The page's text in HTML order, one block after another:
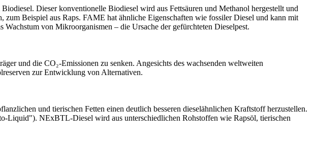
Dieser konventionelle Biodiesel wird aus Fettsäuren und Methanol hergestellt und
Beispiel aus Raps. FAME hat ähnliche Eigenschaften wie fossiler Diesel und kann mit
von Mikroorganismen – die Ursache der gefürchteten Dieselpest.
und die CO₂-Emissionen zu senken. Angesichts des wachsenden weltweiten
zur Entwicklung von Alternativen.
und tierischen Fetten einen deutlich besseren dieselähnlichen Kraftstoff herzustellen.
Liquid"). NExBTL-Diesel wird aus unterschiedlichen Rohstoffen wie Rapsöl, tierischen